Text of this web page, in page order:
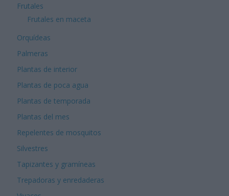
Frutales
Frutales en maceta
Orquídeas
Palmeras
Plantas de interior
Plantas de poca agua
Plantas de temporada
Plantas del mes
Repelentes de mosquitos
Silvestres
Tapizantes y gramíneas
Trepadoras y enredaderas